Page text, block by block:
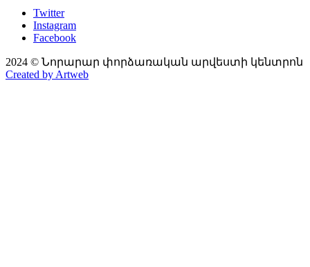
Twitter
Instagram
Facebook
2024 © Նորարար փորձառական արվեստի կենտրոն
Created by Artweb